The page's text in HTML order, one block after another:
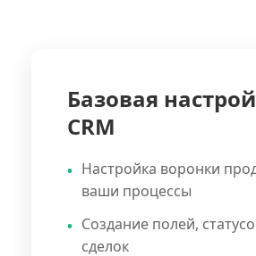
Базовая
CRM
Настройка воронки
ваши процессы
Создание полей,
сделок